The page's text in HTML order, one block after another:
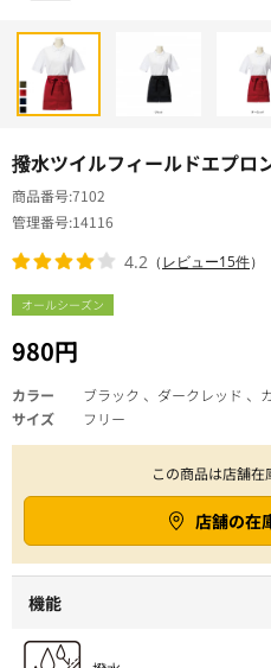
撥水ツイルフィールドエプロ
オールシーズン
980円
商品番号7102
管理番号 14116
4.2 （レビュー15件）
カラー
ブラック 、ダークレッド 、
サイズ
フリー
この商品は店舗
店舗の在
機能